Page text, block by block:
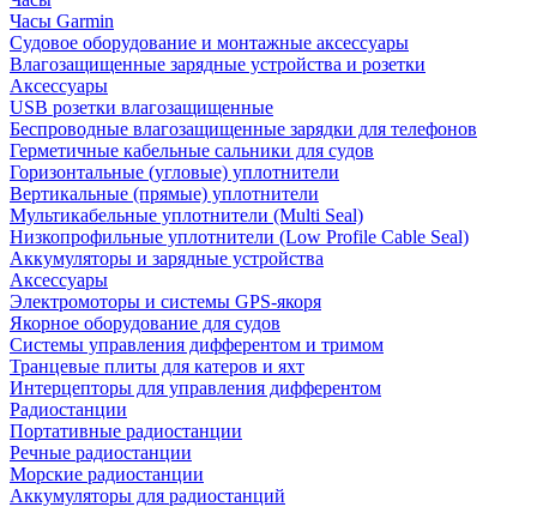
Часы Garmin
Судовое оборудование и монтажные аксессуары
Влагозащищенные зарядные устройства и розетки
Аксессуары
USB розетки влагозащищенные
Беспроводные влагозащищенные зарядки для телефонов
Герметичные кабельные сальники для судов
Горизонтальные (угловые) уплотнители
Вертикальные (прямые) уплотнители
Мультикабельные уплотнители (Multi Seal)
Низкопрофильные уплотнители (Low Profile Cable Seal)
Аккумуляторы и зарядные устройства
Аксессуары
Электромоторы и системы GPS-якоря
Якорное оборудование для судов
Системы управления дифферентом и тримом
Транцевые плиты для катеров и яхт
Интерцепторы для управления дифферентом
Радиостанции
Портативные радиостанции
Речные радиостанции
Морские радиостанции
Аккумуляторы для радиостанций